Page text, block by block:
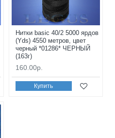
Нитки basic 40/2 5000 ярдов
(Yds) 4550 метров, цвет
черный *01286* ЧЕРНЫЙ
(163г)
160.00р.
Купить